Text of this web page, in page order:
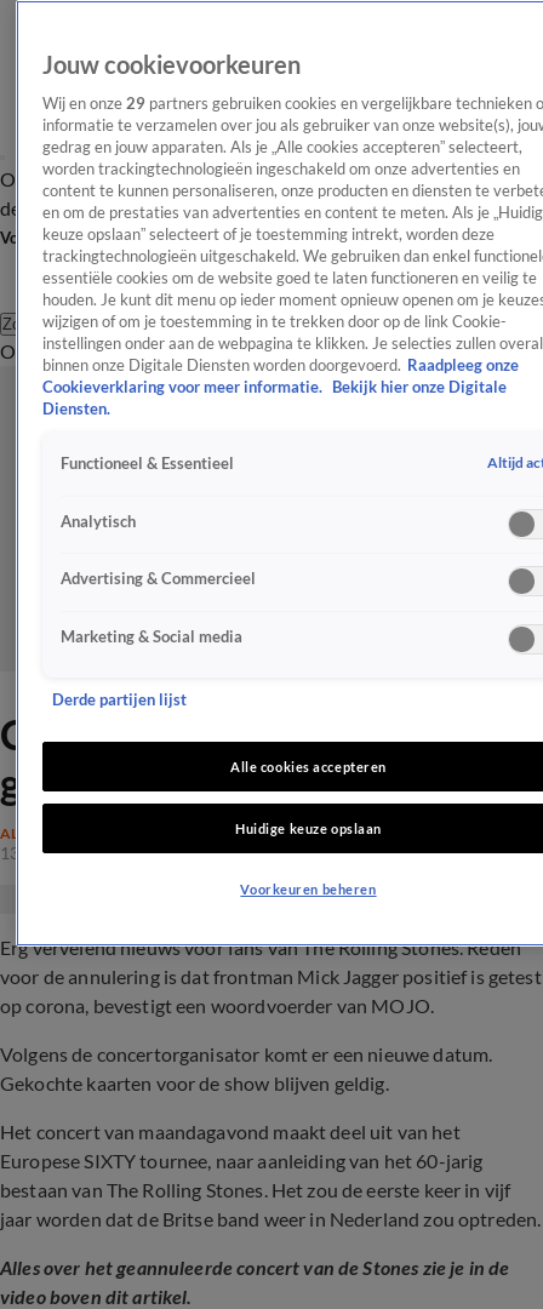
OverzichtAfleveringen Entertainment TV Algemeen
Tip
de redactieNieuwsbrief
Volg Shownieuws
Zoeken
OverzichtEntertainmentSpraakmakendRealityCrimeVideo's
Concert The Rolling Stones
geannuleerd
ALGEMEEN
13 juni 2022, 18:16
Erg vervelend nieuws voor fans van The Rolling Stones. Reden
voor de annulering is dat frontman Mick Jagger positief is getest
op corona, bevestigt een woordvoerder van MOJO.
Volgens de concertorganisator komt er een nieuwe datum.
Gekochte kaarten voor de show blijven geldig.
Het concert van maandagavond maakt deel uit van het
Europese SIXTY tournee, naar aanleiding van het 60-jarig
bestaan van The Rolling Stones. Het zou de eerste keer in vijf
jaar worden dat de Britse band weer in Nederland zou optreden.
Alles over het geannuleerde concert van de Stones zie je in de
video boven dit artikel.
Jouw cookievoorkeuren
Wij en onze 29 partners gebruiken cookies en vergelijkbare technieken
informatie te verzamelen over jou als gebruiker van onze website(s),
gedrag en jouw apparaten. Als je „Alle cookies accepteren” selecteert,
worden trackingtechnologieën ingeschakeld om onze advertenties en
content te kunnen personaliseren, onze producten en diensten te
en om de prestaties van advertenties en content te meten. Als je
keuze opslaan” selecteert of je toestemming intrekt, worden deze
trackingtechnologieën uitgeschakeld. We gebruiken dan enkel
essentiële cookies om de website goed te laten functioneren en veilig te
houden. Je kunt dit menu op ieder moment opnieuw openen om je
wijzigen of om je toestemming in te trekken door op de link Cookie-
instellingen onder aan de webpagina te klikken. Je selecties zullen overal
binnen onze Digitale Diensten worden doorgevoerd. Raadpleeg onze
Cookieverklaring voor meer informatie.
Bekijk hier onze Digitale
Diensten.
Functioneel & Essentieel Altijd
Analytisch
Advertising & Commercieel
Marketing & Social media
Derde partijen lijst
Alle cookies accepteren
Huidige keuze opslaan
Voorkeuren beheren